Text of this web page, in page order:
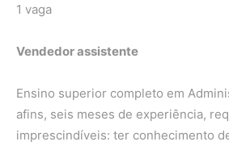
1 vaga
Vendedor assistente
Ensino superior completo em
afins, seis meses de experiência,
imprescindíveis: ter conhecimento